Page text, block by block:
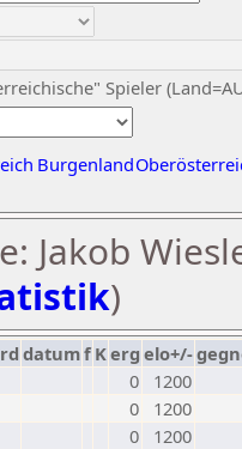
Spieler
Burgenland
Jakob
)
rd datumf Kerg elo+/-
0
1200
0
1200
0
1200